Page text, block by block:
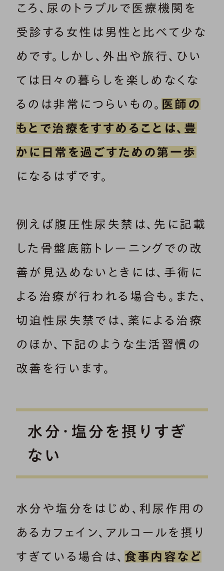
ころ、尿のトラブルで医療機関を
受診する女性は男性と比べて少な
めです。しかし、外出や旅行、ひい
ては日々の暮らしを楽しめなくな
るのは非常につらいもの。 医師の
もとで治療をすすめることは、豊
かに日常を過ごすための第一歩
になるはずです。
例えば腹圧性尿失禁は、先に記載
した骨盤底筋トレーニングでの改
善が見込めないときには、手術に
よる治療が行われる場合も。また、
切迫性尿失禁では、薬による治療
のほか、下記のような生活習慣の
改善を行います。
水分・塩分を摂りすぎ
ない
水分や塩分をはじめ、利尿作用の
あるカフェイン、アルコールを摂り
すぎている場合は、 食事内容など